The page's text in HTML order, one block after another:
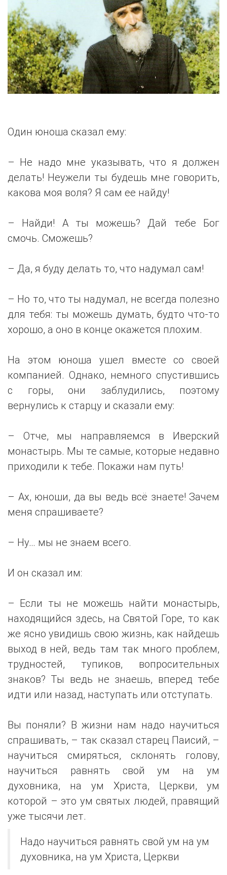
Один юноша сказал ему:
– Не надо мне указывать, что я должен
делать! Неужели ты будешь мне говорить,
какова моя воля? Я сам ее найду!
– Найди! А ты можешь? Дай тебе Бог
смочь. Сможешь?
– Да, я буду делать то, что надумал сам!
– Но то, что ты надумал, не всегда полезно
для тебя: ты можешь думать, будто что-то
хорошо, а оно в конце окажется плохим.
На этом юноша ушел вместе со своей
компанией. Однако, немного спустившись
с горы, они заблудились, поэтому
вернулись к старцу и сказали ему:
– Отче, мы направляемся в Иверский
монастырь. Мы те самые, которые недавно
приходили к тебе. Покажи нам путь!
– Ах, юноши, да вы ведь всё знаете! Зачем
меня спрашиваете?
– Ну… мы не знаем всего.
И он сказал им:
– Если ты не можешь найти монастырь,
находящийся здесь, на Святой Горе, то как
же ясно увидишь свою жизнь, как найдешь
выход в ней, ведь там так много проблем,
трудностей, тупиков, вопросительных
знаков? Ты ведь не знаешь, вперед тебе
идти или назад, наступать или отступать.
Вы поняли? В жизни нам надо научиться
спрашивать, – так сказал старец Паисий, –
научиться смиряться, склонять голову,
научиться равнять свой ум на ум
духовника, на ум Христа, Церкви, ум
которой – это ум святых людей, правящий
уже тысячи лет.
Надо научиться равнять свой ум на ум
духовника, на ум Христа, Церкви